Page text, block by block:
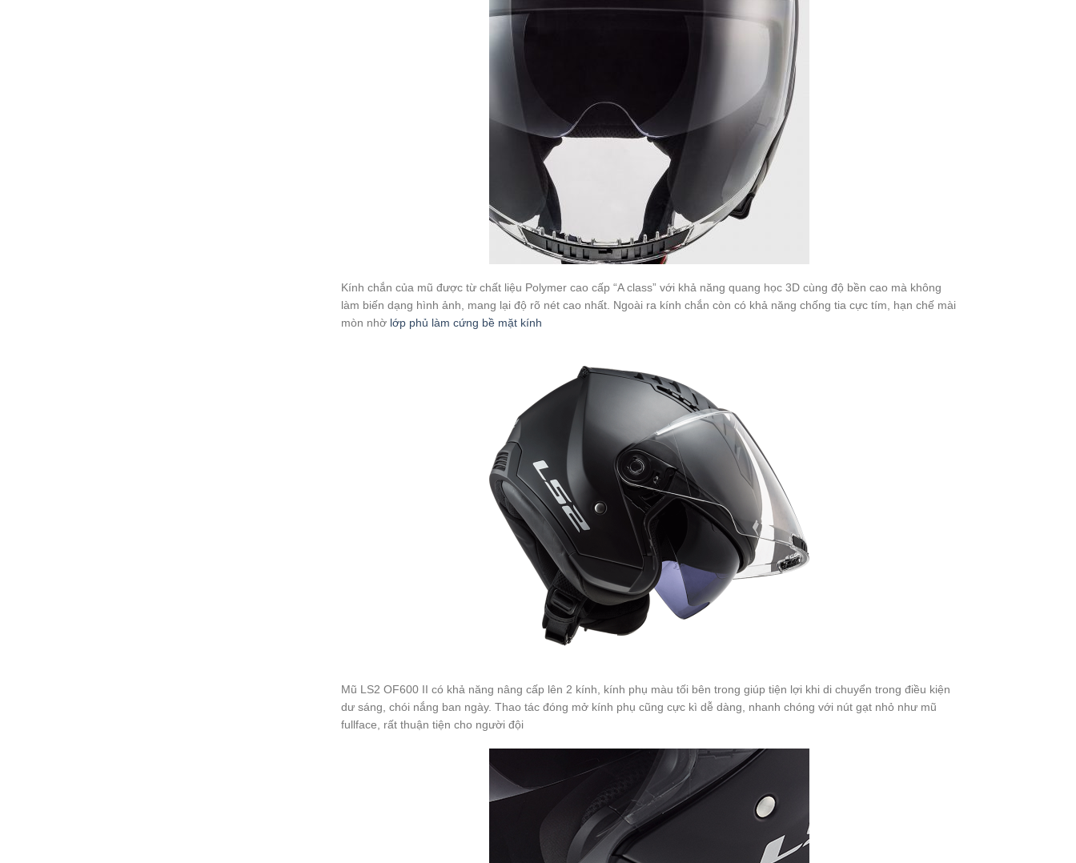
Kính chắn của mũ được từ chất liệu Polymer cao cấp “A class” với khả năng quang học 3D cùng độ bền cao mà không
làm biến dạng hình ảnh, mang lại độ rõ nét cao nhất. Ngoài ra kính chắn còn có khả năng chống tia cực tím, hạn chế mài
mòn nhờ lớp phủ làm cứng bề mặt kính
Mũ LS2 OF600 II có khả năng nâng cấp lên 2 kính, kính phụ màu tối bên trong giúp tiện lợi khi di chuyển trong điều kiện
dư sáng, chói nắng ban ngày. Thao tác đóng mở kính phụ cũng cực kì dễ dàng, nhanh chóng với nút gạt nhỏ như mũ
fullface, rất thuận tiện cho người đội